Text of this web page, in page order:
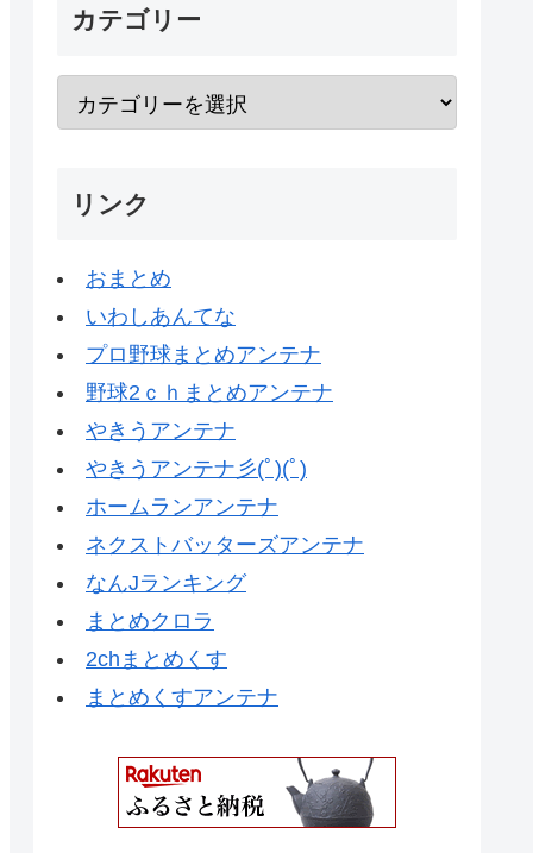
カテゴリー
リンク
おまとめ
いわしあんてな
プロ野球まとめアンテナ
野球2ｃｈまとめアンテナ
やきうアンテナ
やきうアンテナ彡(ﾟ)(ﾟ)
ホームランアンテナ
ネクストバッターズアンテナ
なんJランキング
まとめクロラ
2chまとめくす
まとめくすアンテナ